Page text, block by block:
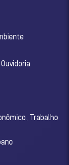
Trabalho